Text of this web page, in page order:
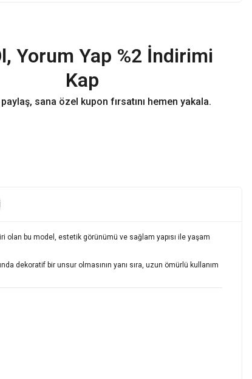
Yorum Yap %2 İndirimi
Kap
sana özel kupon fırsatını hemen yakala.
olan bu model, estetik görünümü ve sağlam yapısı ile yaşam
dekoratif bir unsur olmasının yanı sıra, uzun ömürlü kullanım